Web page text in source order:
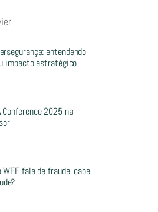
entendendo
impacto estratégico
Conference 2025 na
fala de fraude, cabe